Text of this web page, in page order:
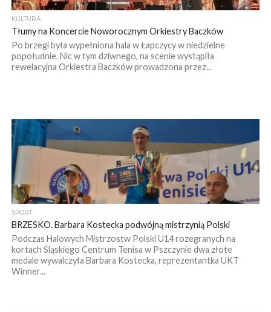
KULTURA
Tłumy na Koncercie Noworocznym Orkiestry Baczków
Po brzegi była wypełniona hala w Łapczycy w niedzielne
popołudnie. Nic w tym dziwnego, na scenie wystąpiła
rewelacyjna Orkiestra Baczków prowadzona przez...
SPORT
BRZESKO. Barbara Kostecka podwójną mistrzynią Polski
Podczas Halowych Mistrzostw Polski U14 rozegranych na
kortach Śląskiego Centrum Tenisa w Pszczynie dwa złote
medale wywalczyła Barbara Kostecka, reprezentantka UKT
Winner...